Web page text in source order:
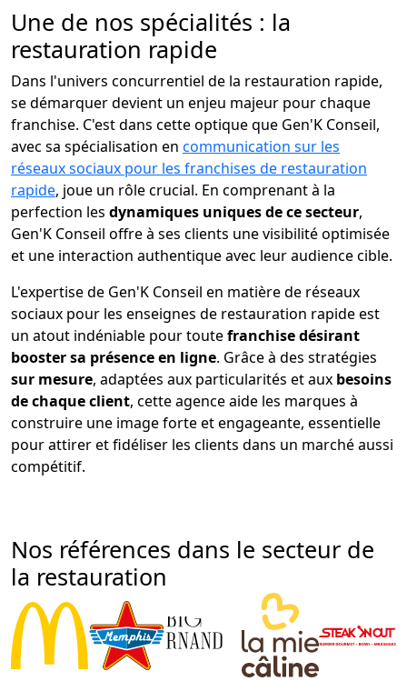
Une de nos spécialités : la
restauration rapide
Dans l'univers concurrentiel de la restauration rapide,
se démarquer devient un enjeu majeur pour chaque
franchise. C'est dans cette optique que Gen'K Conseil,
avec sa spécialisation en communication sur les
réseaux sociaux pour les franchises de restauration
rapide, joue un rôle crucial. En comprenant à la
perfection les dynamiques uniques de ce secteur,
Gen'K Conseil offre à ses clients une visibilité optimisée
et une interaction authentique avec leur audience cible.
L'expertise de Gen'K Conseil en matière de réseaux
sociaux pour les enseignes de restauration rapide est
un atout indéniable pour toutefranchise désirant
booster sa présence en ligne. Grâce à des stratégies
sur mesure, adaptées aux particularités et aux besoins
de chaque client, cette agence aide les marques à
construire une image forte et engageante, essentielle
pour attirer et fidéliser les clients dans un marché aussi
compétitif.
Nos références dans le secteur de
la restauration